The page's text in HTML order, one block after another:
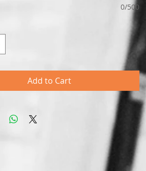
0/500
Add to Cart